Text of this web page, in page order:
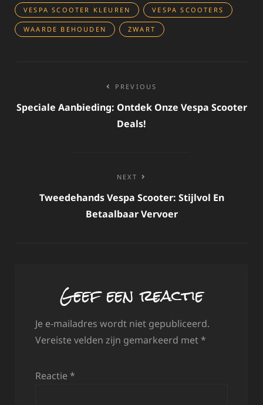
VESPA SCOOTER KLEUREN VESPA SCOOTERS
WAARDE BEHOUDEN ZWART
navigatie
PREVIOUS
Speciale Aanbieding: Ontdek Onze Vespa Scooter
Deals!
NEXT
Tweedehands Vespa Scooter: Stijlvol En
Betaalbaar Vervoer
Geef een reactie
Je e-mailadres wordt niet gepubliceerd.
Vereiste velden zijn gemarkeerd met *
Reactie *